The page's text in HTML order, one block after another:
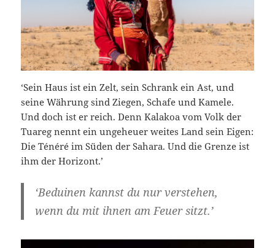
‘Sein Haus ist ein Zelt, sein Schrank ein Ast, und
seine Währung sind Ziegen, Schafe und Kamele.
Und doch ist er reich. Denn Kalakoa vom Volk der
Tuareg nennt ein ungeheuer weites Land sein Eigen:
Die Ténéré im Süden der Sahara. Und die Grenze ist
ihm der Horizont.’
‘Beduinen kannst du nur verstehen,
wenn du mit ihnen am Feuer sitzt.’